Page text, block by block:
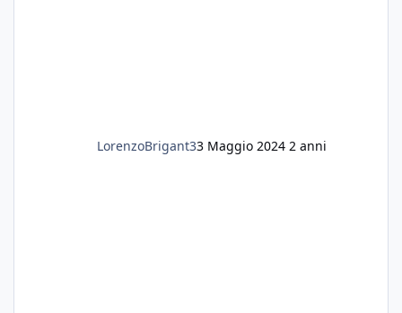
LorenzoBrigant33 Maggio 2024 2 anni